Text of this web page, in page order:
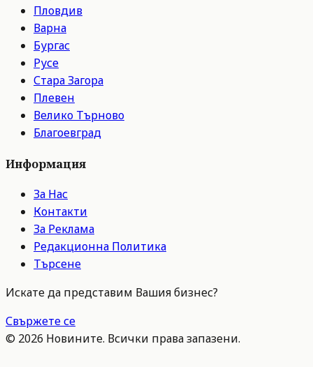
Пловдив
Варна
Бургас
Русе
Стара Загора
Плевен
Велико Търново
Благоевград
Информация
За Нас
Контакти
За Реклама
Редакционна Политика
Търсене
Искате да представим Вашия бизнес?
Свържете се
© 2026 Новините. Всички права запазени.